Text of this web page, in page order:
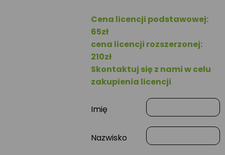
Cena licencji podstawowej:
65zł
cena licencji rozszerzonej:
210zł
Skontaktuj się z nami w celu
zakupienia licencji
Imię
Nazwisko